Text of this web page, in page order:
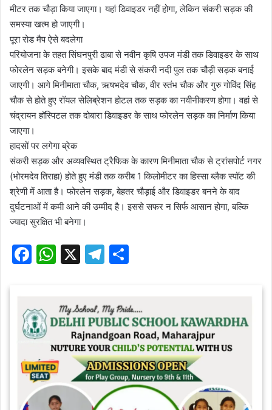
मीटर तक चौड़ा किया जाएगा। यहां डिवाइडर नहीं होगा, लेकिन संकरी सड़क की
समस्या खत्म हो जाएगी।
पूरा रोड मैप ऐसे बदलेगा
परियोजना के तहत सिंघनपुरी ढाबा से नवीन कृषि उपज मंडी तक डिवाइडर के साथ
फोरलेन सड़क बनेगी। इसके बाद मंडी से संकरी नदी पुल तक चौड़ी सड़क बनाई
जाएगी। आगे मिनीमाता चौक, ऋषभदेव चौक, वीर स्तंभ चौक और गुरु गोविंद सिंह
चौक से होते हुए रॉयल सेलिब्रेशन होटल तक सड़क का नवीनीकरण होगा। वहां से
चंद्रायन हॉस्पिटल तक दोबारा डिवाइडर के साथ फोरलेन सड़क का निर्माण किया
जाएगा।
हादसों पर लगेगा ब्रेक
संकरी सड़क और अव्यवस्थित ट्रैफिक के कारण मिनीमाता चौक से ट्रांसपोर्ट नगर
(भोरमदेव तिराहा) होते हुए मंडी तक करीब 1 किलोमीटर का हिस्सा ब्लैक स्पॉट की
श्रेणी में आता है। फोरलेन सड़क, बेहतर चौड़ाई और डिवाइडर बनने के बाद
दुर्घटनाओं में कमी आने की उम्मीद है। इससे सफर न सिर्फ आसान होगा, बल्कि
ज्यादा सुरक्षित भी बनेगा।
F
e
b
o
k
W
s
A
p
p
X
T
gr
a
m
e